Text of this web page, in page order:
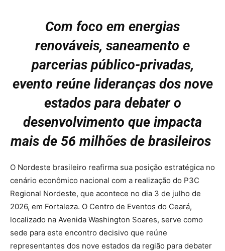
Com foco em energias
renováveis, saneamento e
parcerias público-privadas,
evento reúne lideranças dos nove
estados para debater o
desenvolvimento que impacta
mais de 56 milhões de brasileiros
O Nordeste brasileiro reafirma sua posição estratégica no
cenário econômico nacional com a realização do P3C
Regional Nordeste, que acontece no dia 3 de julho de
2026, em Fortaleza. O Centro de Eventos do Ceará,
localizado na Avenida Washington Soares, serve como
sede para este encontro decisivo que reúne
representantes dos nove estados da região para debater